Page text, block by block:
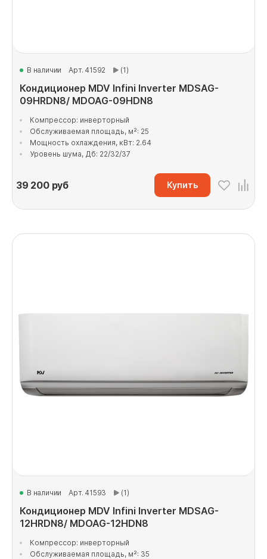
В наличии Арт. 41592 (1)
Кондиционер MDV Infini Inverter MDSAG-
09HRDN8/ MDOAG-09HDN8
Компрессор: инверторный
Обслуживаемая площадь, м²: 25
Мощность охлаждения, кВт: 2.64
Уровень шума, Дб: 22/32/37
39 200руб Купить
В наличии Арт. 41593 (1)
Кондиционер MDV Infini Inverter MDSAG-
12HRDN8/ MDOAG-12HDN8
Компрессор: инверторный
Обслуживаемая площадь, м²: 35